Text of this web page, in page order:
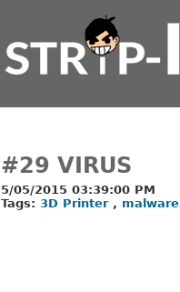
#29 VIRUS
5/05/2015 03:39:00 PM
Tags: 3D Printer , malware